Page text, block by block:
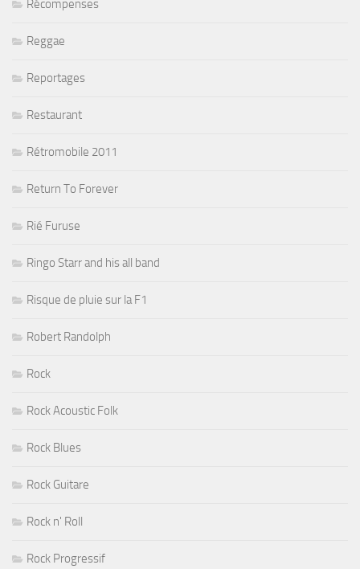
Récompenses
Reggae
Reportages
Restaurant
Rétromobile 2011
Return To Forever
Rié Furuse
Ringo Starr and his all band
Risque de pluie sur la F1
Robert Randolph
Rock
Rock Acoustic Folk
Rock Blues
Rock Guitare
Rock n' Roll
Rock Progressif